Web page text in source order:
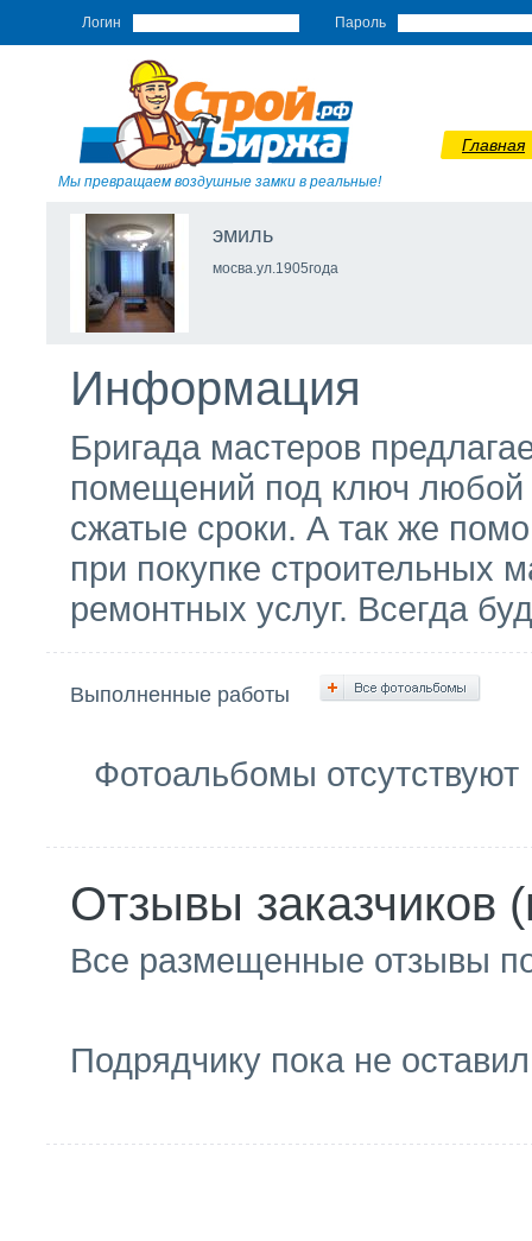
Логин Пароль
Мы превращаем воздушные замки в реальные!
Главная
эмиль
мосва.ул.1905года
Информация
Бригада мастеров
помещений под ключ любой
сжатые сроки. А так же
при покупке строительных
ремонтных услуг. Всегда
Выполненные работы
Фотоальбомы отсутствуют
Отзывы заказчиков
Все размещенные отзывы
Подрядчику пока не